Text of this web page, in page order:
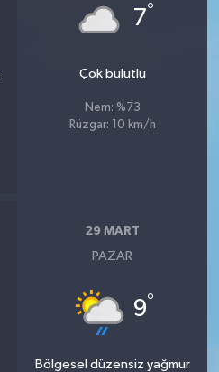
7°
Çok bulutlu
Nem: %73
Rüzgar: 10 km/h
29 MART
PAZAR
9°
Bölgesel düzensiz yağmur